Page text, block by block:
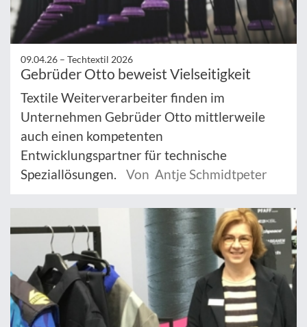
09.04.26 – Techtextil 2026
Gebrüder Otto beweist Vielseitigkeit
Textile Weiterverarbeiter finden im
Unternehmen Gebrüder Otto mittlerweile
auch einen kompetenten
Entwicklungspartner für technische
Speziallösungen.
Von Antje Schmidtpeter